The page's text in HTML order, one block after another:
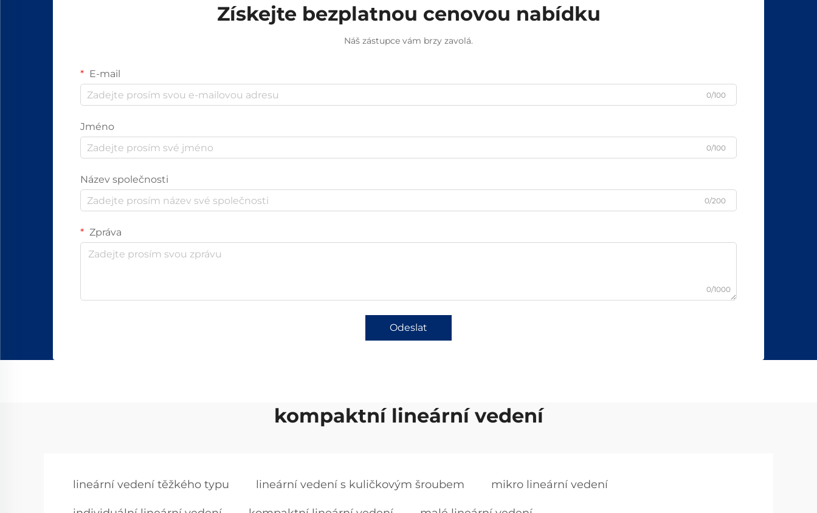
Získejte bezplatnou cenovou nabídku
Náš zástupce vám brzy zavolá.
E-mail
0/100
Jméno
0/100
Název společnosti
0/200
Zpráva
0/1000
Odeslat
kompaktní lineární vedení
lineární vedení těžkého typu lineární vedení s kuličkovým šroubem mikro lineární vedení